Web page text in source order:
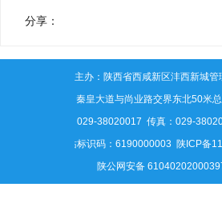
分享：
主办：陕西省西咸新区沣西新城管
地址：秦皇大道与尚业路交界东北50米
电话：029-38020017 传真：029-
网站标识码：6190000003 陕ICP备
陕公网安备